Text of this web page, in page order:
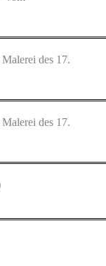
des 17.
des 17.